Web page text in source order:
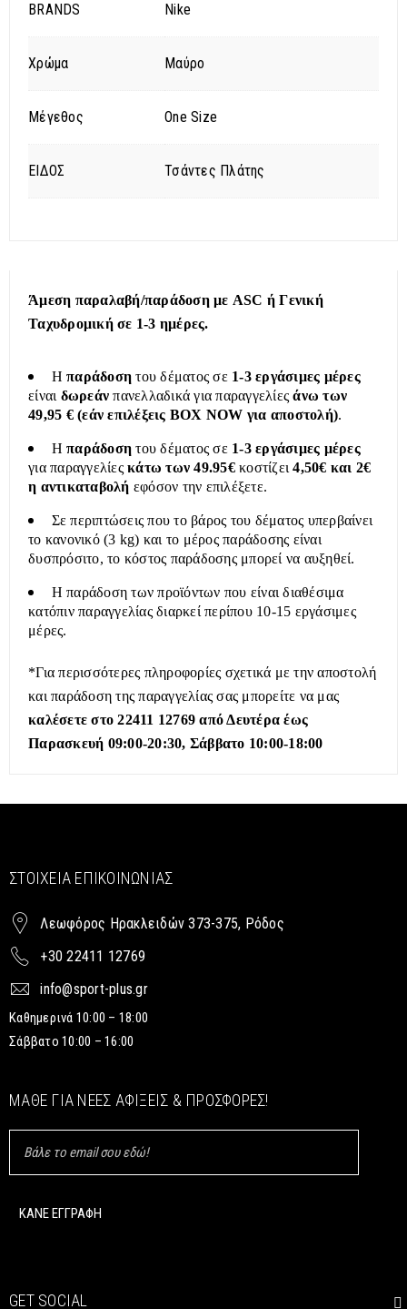
BRANDS Nike
Χρώμα Μαύρο
Μέγεθος One Size
ΕΙΔΟΣ Τσάντες Πλάτης
Άμεση παραλαβή/παράδοση με ASC ή Γενική
Ταχυδρομική σε 1-3 ημέρες.
Ηπαράδοση του δέματος σε 1-3 εργάσιμες μέρες
είναι δωρεάν πανελλαδικά για παραγγελίεςάνω των
49,95 € (εάν επιλέξεις BOX NOW για αποστολή).
Ηπαράδοση του δέματος σε 1-3 εργάσιμες μέρες
για παραγγελίες κάτω των 49.95€κοστίζει4,50€ και 2€
η αντικαταβολή εφόσον την επιλέξετε.
Σε περιπτώσεις που το βάρος του δέματος υπερβαίνει
το κανονικό (3 kg) και το μέρος παράδοσης είναι
δυσπρόσιτο, το κόστος παράδοσης μπορεί να αυξηθεί.
Η παράδοση των προϊόντων που είναι διαθέσιμα
κατόπιν παραγγελίας διαρκεί περίπου 10-15 εργάσιμες
μέρες.
*Για περισσότερες πληροφορίες σχετικά με την αποστολή
και παράδοση της παραγγελίας σας μπορείτε να μας
καλέσετε στο 22411 12769 από Δευτέρα έως
Παρασκευή 09:00-20:30, Σάββατο 10:00-18:00
ΣΤΟΙΧΕΊΑ ΕΠΙΚΟΙΝΩΝΊΑΣ
Λεωφόρος Ηρακλειδών 373-375, Ρόδος
+30 22411 12769
info@sport-plus.gr
Καθημερινά 10:00 – 18:00
Σάββατο 10:00 – 16:00
ΜΆΘΕ ΓΙΑ ΝΈΕΣ ΑΦΊΞΕΙΣ & ΠΡΟΣΦΟΡΈΣ!
GET SOCIAL